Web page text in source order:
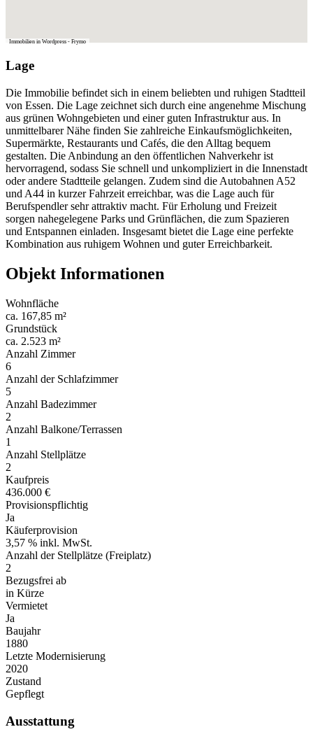
Immobilien in Wordpress - Frymo
Lage
Die Immobilie befindet sich in einem beliebten und ruhigen Stadtteil
von Essen. Die Lage zeichnet sich durch eine angenehme Mischung
aus grünen Wohngebieten und einer guten Infrastruktur aus. In
unmittelbarer Nähe finden Sie zahlreiche Einkaufsmöglichkeiten,
Supermärkte, Restaurants und Cafés, die den Alltag bequem
gestalten. Die Anbindung an den öffentlichen Nahverkehr ist
hervorragend, sodass Sie schnell und unkompliziert in die Innenstadt
oder andere Stadtteile gelangen. Zudem sind die Autobahnen A52
und A44 in kurzer Fahrzeit erreichbar, was die Lage auch für
Berufspendler sehr attraktiv macht. Für Erholung und Freizeit
sorgen nahegelegene Parks und Grünflächen, die zum Spazieren
und Entspannen einladen. Insgesamt bietet die Lage eine perfekte
Kombination aus ruhigem Wohnen und guter Erreichbarkeit.
Objekt Informationen
Wohnfläche
ca. 167,85 m²
Grundstück
ca. 2.523 m²
Anzahl Zimmer
6
Anzahl der Schlafzimmer
5
Anzahl Badezimmer
2
Anzahl Balkone/Terrassen
1
Anzahl Stellplätze
2
Kaufpreis
436.000 €
Provisionspflichtig
Ja
Käuferprovision
3,57 % inkl. MwSt.
Anzahl der Stellplätze (Freiplatz)
2
Bezugsfrei ab
in Kürze
Vermietet
Ja
Baujahr
1880
Letzte Modernisierung
2020
Zustand
Gepflegt
Ausstattung